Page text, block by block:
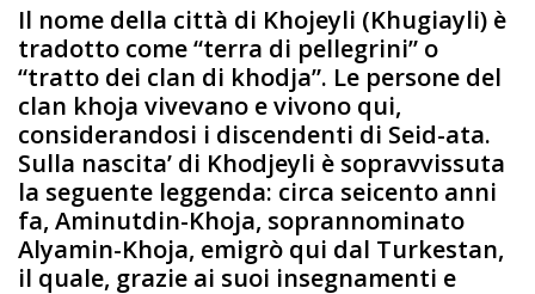
Il nome della città di Khojeyli (Khugiayli) è
tradotto come “terra di pellegrini” o
“tratto dei clan di khodja”. Le persone del
clan khoja vivevano e vivono qui,
considerandosi i discendenti di Seid-ata.
Sulla nascita’ di Khodjeyli è sopravvissuta
la seguente leggenda: circa seicento anni
fa, Aminutdin-Khoja, soprannominato
Alyamin-Khoja, emigrò qui dal Turkestan,
il quale, grazie ai suoi insegnamenti e